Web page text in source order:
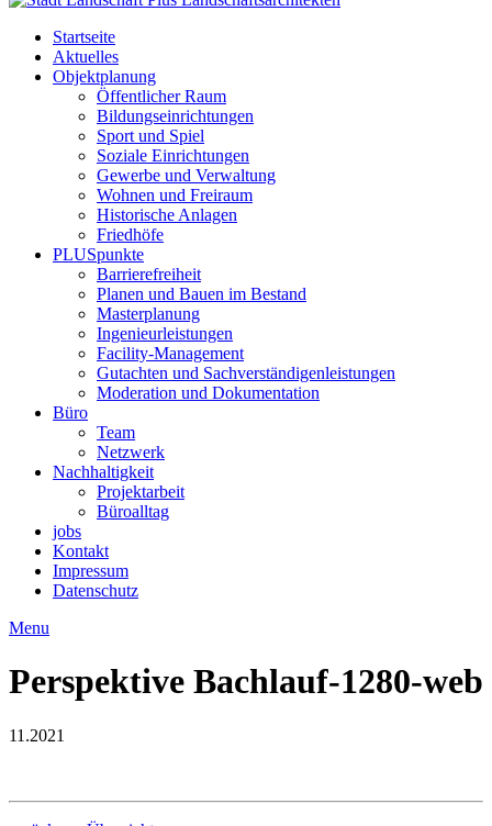
Startseite
Aktuelles
Objektplanung
Öffentlicher Raum
Bildungseinrichtungen
Sport und Spiel
Soziale Einrichtungen
Gewerbe und Verwaltung
Wohnen und Freiraum
Historische Anlagen
Friedhöfe
PLUSpunkte
Barrierefreiheit
Planen und Bauen im Bestand
Masterplanung
Ingenieurleistungen
Facility-Management
Gutachten und Sachverständigenleistungen
Moderation und Dokumentation
Büro
Team
Netzwerk
Nachhaltigkeit
Projektarbeit
Büroalltag
jobs
Kontakt
Impressum
Datenschutz
Menu
Perspektive Bachlauf-1280-web
11.2021